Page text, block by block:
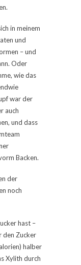
in meinem
und
– und
Oder
wie das
war der
auch
und dass
Backen.
der
noch
hast –
den Zucker
halber
Xylith durch